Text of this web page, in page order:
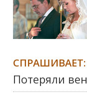
СПРАШИВАЕТ:
Потеряли